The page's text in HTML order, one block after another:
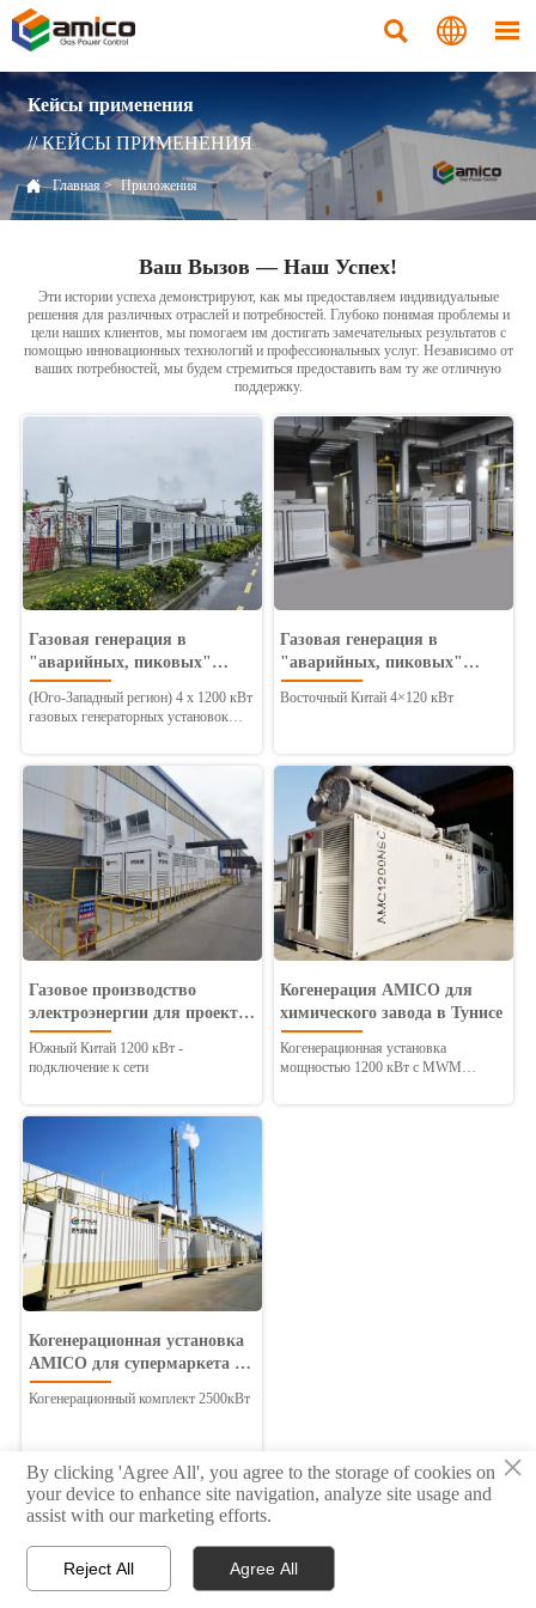
  
Кейсы применения
// КЕЙСЫ ПРИМЕНЕНИЯ
 Главная> Приложения
Ваш Вызов — Наш Успех!
Эти истории успеха демонстрируют, как мы предоставляем индивидуальные
решения для различных отраслей и потребностей. Глубоко понимая проблемы и
цели наших клиентов, мы помогаем им достигать замечательных результатов с
помощью инновационных технологий и профессиональных услуг. Независимо от
ваших потребностей, мы будем стремиться предоставить вам ту же отличную
поддержку.
Газовая генерация в
"аварийных, пиковых"
проектах
(Юго-Западный регион) 4 x 1200 кВт
газовых генераторных установок
Газовая генерация в
"аварийных, пиковых"
проектах
Восточный Китай 4×120 кВт
Газовое производство
электроэнергии для проектов
"Пожарная охрана и резерв"
Южный Китай 1200 кВт -
подключение к сети
Когенерация AMICO для
химического завода в Тунисе
Когенерационная установка
мощностью 1200 кВт с MWM
Когенерационная установка
AMICO для супермаркета в
России
Когенерационный комплект 2500кВт
< 1 2 3
 
×
By clicking 'Agree All', you agree to the storage of cookies on
your device to enhance site navigation, analyze site usage and
assist with our marketing efforts.
Reject All Agree All